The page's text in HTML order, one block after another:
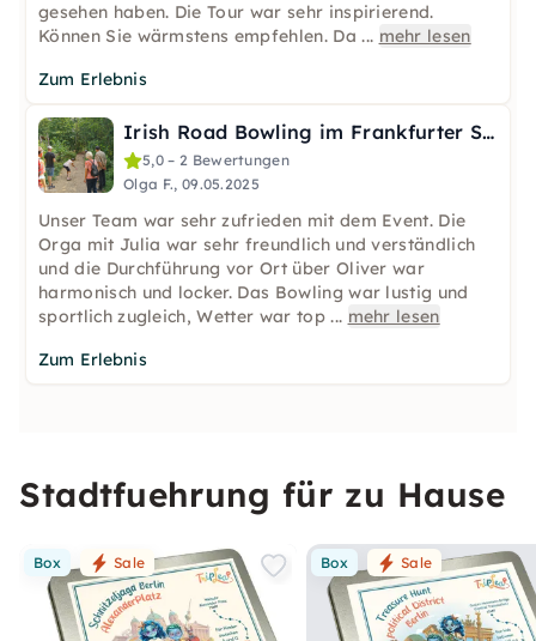
gesehen haben. Die Tour war sehr inspirierend.
Können Sie wärmstens empfehlen. Da ... mehr lesen
Zum Erlebnis
Irish Road Bowling im Frankfurter Stadtwald
5,0 – 2 Bewertungen
Olga F., 09.05.2025
Unser Team war sehr zufrieden mit dem Event. Die
Orga mit Julia war sehr freundlich und verständlich
und die Durchführung vor Ort über Oliver war
harmonisch und locker. Das Bowling war lustig und
sportlich zugleich, Wetter war top... mehr lesen
Zum Erlebnis
Stadtfuehrung für zu Hause
Box Sale Box Sale